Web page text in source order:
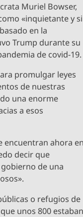
Muriel Bowser,
«inquietante y
en la
Trump durante su
de covid-19.
promulgar leyes
de nuestras
una enorme
a esos
encuentran ahora
decir que
de una
o refugios de
unos 800